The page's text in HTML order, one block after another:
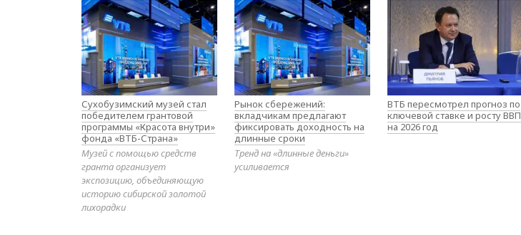
Сухобузимский музей стал
победителем грантовой
программы «Красота внутри»
фонда «ВТБ-Страна»
Музей с помощью средств
гранта организует
экспозицию, объединяющую
историю сибирской золотой
лихорадки
Рынок сбережений:
вкладчикам предлагают
фиксировать доходность на
длинные сроки
Тренд на «длинные деньги»
усиливается
ВТБ пересмотрел прогноз по
ключевой ставке и росту ВВП
на 2026 год